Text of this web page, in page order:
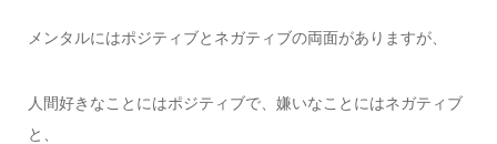
メンタルにはポジティブとネガティブの両面がありますが、
人間好きなことにはポジティブで、嫌いなことにはネガティブ
と、